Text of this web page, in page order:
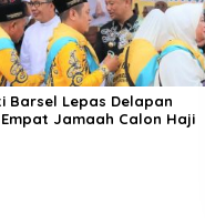
Barsel Lepas Delapan
Empat Jamaah Calon Haji